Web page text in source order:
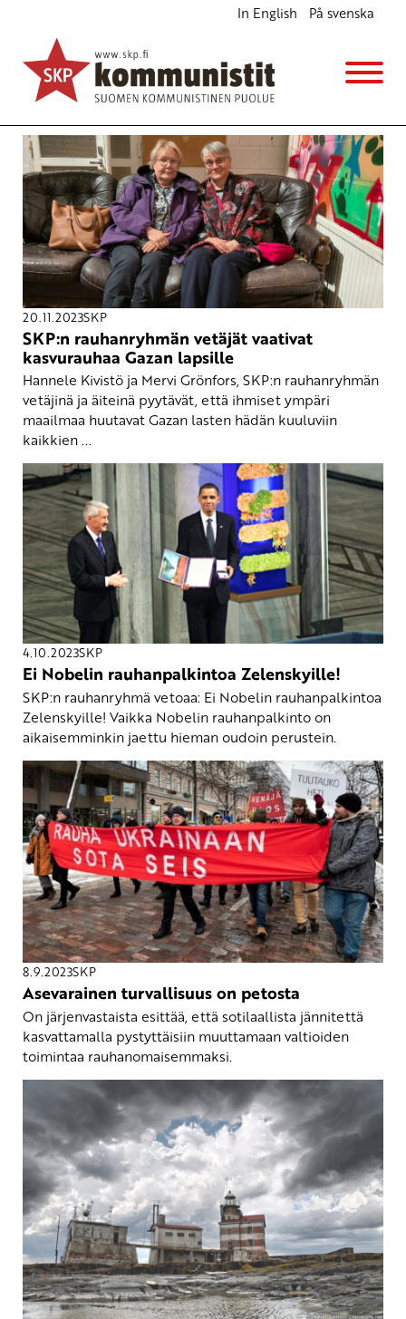
In English På svenska
sota
20.11.2023SKP
SKP:n rauhanryhmän vetäjät vaativat
kasvurauhaa Gazan lapsille
Hannele Kivistö ja Mervi Grönfors, SKP:n rauhanryhmän
vetäjinä ja äiteinä pyytävät, että ihmiset ympäri
maailmaa huutavat Gazan lasten hädän kuuluviin
kaikkien ...
4.10.2023SKP
Ei Nobelin rauhanpalkintoa Zelenskyille!
SKP:n rauhanryhmä vetoaa: Ei Nobelin rauhanpalkintoa
Zelenskyille! Vaikka Nobelin rauhanpalkinto on
aikaisemminkin jaettu hieman oudoin perustein.
8.9.2023SKP
Asevarainen turvallisuus on petosta
On järjenvastaista esittää, että sotilaallista jännitettä
kasvattamalla pystyttäisiin muuttamaan valtioiden
toimintaa rauhanomaisemmaksi.